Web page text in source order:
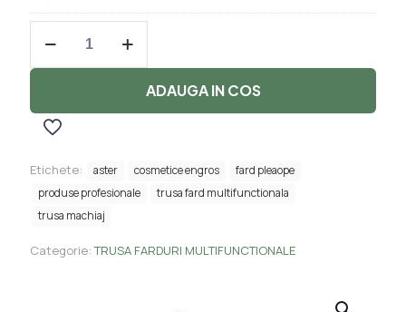
Trusa
ROSE-
ADAUGA IN COS
Etichete: aster cosmetice engros
fard pleaope
produse profesionale
trusa fard multifunctionala
trusa machiaj
Categorie:TRUSA FARDURI MULTIFUNCTIONALE